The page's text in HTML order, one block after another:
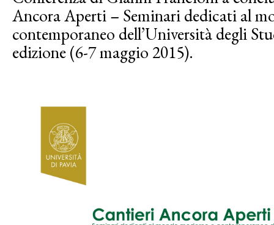
Ancora Aperti – Seminari dedicati al
contemporaneo dell’Università degli
edizione (6-7 maggio 2015).